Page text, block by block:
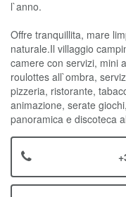
l`anno.
Offre tranquillita, mare
naturale.Il villaggio
camere con servizi, mini
roulottes all`ombra,
pizzeria, ristorante,
animazione, serate
panoramica e discoteca